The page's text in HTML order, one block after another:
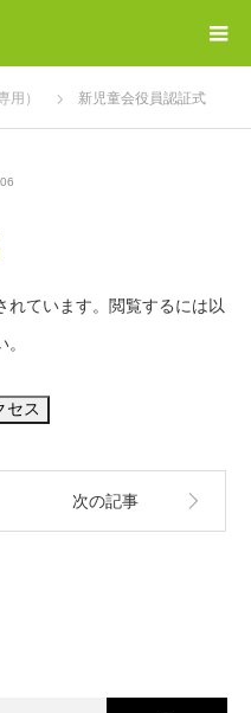
用） 新児童会役員認証式
れています。閲覧するには以
次の記事